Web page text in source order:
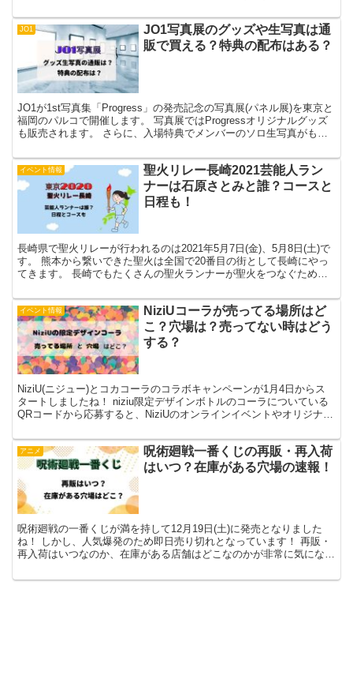
JO1
JO1写真展のグッズや生写真は通
販で買える？特典の配布はある？
JO1が1st写真集「Progress」の発売記念の写真展(パネル展)を東京と
福岡のパルコで開催します。 写真展ではProgressオリジナルグッズ
も販売されます。 さらに、入場特典でメンバーのソロ生写真がもら
イベント情報
聖火リレー長崎2021芸能人ラン
ナーは石原さとみと誰？コースと
日程も！
長崎県で聖火リレーが行われるのは2021年5月7日(金)、5月8日(土)で
す。 熊本から繋いできた聖火は全国で20番目の街として長崎にやっ
てきます。 長崎でもたくさんの聖火ランナーが聖火をつなぐために
イベント情報
NiziUコーラが売ってる場所はど
こ？穴場は？売ってない時はどう
する？
NiziU(ニジュー)とコカコーラのコラボキャンペーンが1月4日からス
タートしましたね！ niziu限定デザインボトルのコーラについている
QRコードから応募すると、NiziUのオンラインイベントやオリジナル
アニメ
呪術廻戦一番くじの再販・再入荷
はいつ？在庫がある穴場の速報！
呪術廻戦の一番くじが満を持して12月19日(土)に発売となりました
ね！ しかし、人気爆発のため即日売り切れとなっています！ 再販・
再入荷はいつなのか、在庫がある店舗はどこなのかが非常に気になり